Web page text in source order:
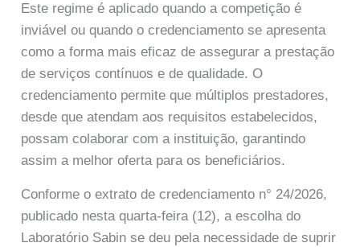
Este regime é aplicado quando a competição é
inviável ou quando o credenciamento se apresenta
como a forma mais eficaz de assegurar a prestação
de serviços contínuos e de qualidade. O
credenciamento permite que múltiplos prestadores,
desde que atendam aos requisitos estabelecidos,
possam colaborar com a instituição, garantindo
assim a melhor oferta para os beneficiários.
Conforme o extrato de credenciamento n° 24/2026,
publicado nesta quarta-feira (12), a escolha do
Laboratório Sabin se deu pela necessidade de suprir